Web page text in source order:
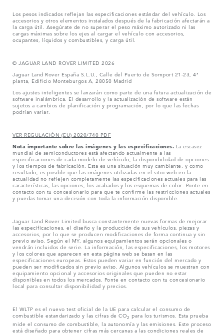
Los pesos indicados reflejan las especificaciones estándar del vehículo. Los
accesorios y otros elementos instalados después de la fabricación afectarán a
la carga útil. Asegúrate de no superar el peso máximo autorizado ni las
cargas máximas sobre los ejes al cargar el vehículo con accesorios,
ocupantes, líquidos y combustibles, y carga útil.
© JAGUAR LAND ROVER LIMITED 2026
Jaguar Land Rover España S.L.U., Calle del Puerto de Somport 21-23, 4ª
planta, Edificio Monteburgos A, 28050 Madrid
Los ajustes inteligentes se lanzarán como parte de una futura actualización de
software inalámbrica. El desarrollo y la actualización de software están
sujetos a cambios de planificación y programación, por lo que las fechas
podrían variar.
VER REGULACIÓN (EU) 2020/740 PDF
Nota importante sobre las imágenes y las especificaciones. La escasez
mundial de semiconductores está afectando actualmente a las
especificaciones de cada modelo de vehículo, la disponibilidad de opciones
y los tiempos de fabricación. Esta es una situación muy cambiante, y como
resultado, es posible que las imágenes utilizadas en el sitio web en la
actualidad no reflejen completamente las especificaciones actuales para las
características, las opciones, los acabados y los esquemas de color. Ponte en
contacto con tu concesionario para que te confirme las restricciones actuales
y puedas tomar una decisión con toda la información disponible.
Jaguar Land Rover Limited busca constantemente nuevas formas de mejorar
las especificaciones, el diseño y la producción de sus vehículos, piezas y
accesorios, por lo que se producen modificaciones de forma continua y sin
previo aviso. Según el MY, algunos equipamientos serán opcionales o
vendrán incluidos de serie. La información, las especificaciones, los motores
y los colores que aparecen en esta página web se basan en las
especificaciones europeas. Estos pueden variar en función del mercado y
pueden ser modificados sin previo aviso. Algunos vehículos se muestran con
equipamiento opcional y accesorios originales que pueden no estar
disponibles en todos los mercados. Ponte en contacto con tu concesionario
local para consultar disponibilidad y precios.
El WLTP es el nuevo test oficial de la UE para calcular el consumo de
combustible estandarizado y las cifras de CO2 para los turismos. Esta prueba
mide el consumo de combustible, la autonomía y las emisiones. Este proceso
está diseñado para obtener cifras más cercanas a las condiciones reales de